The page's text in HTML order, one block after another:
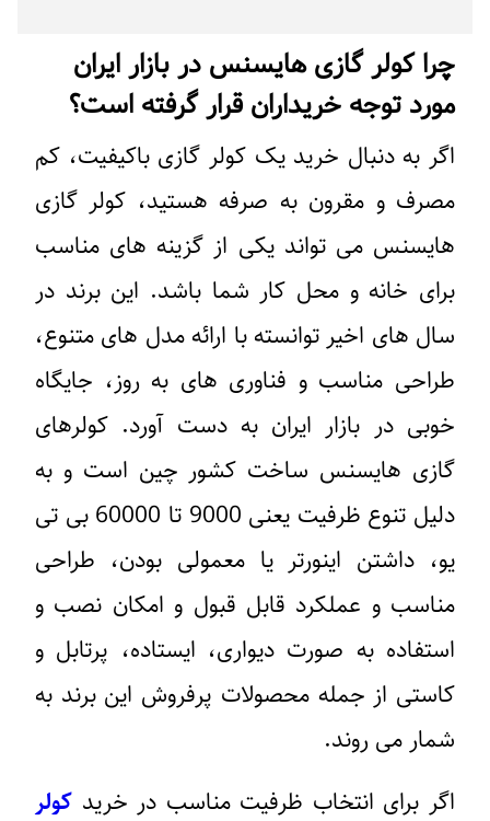
کولر گازی هایسنس در بازار ایران
توجه خریداران قرار گرفته است؟
به دنبال خرید یک کولر گازی باکیفیت، کم
و مقرون به صرفه هستید، کولر گازی
می تواند یکی از گزینه های مناسب
خانه و محل کار شما باشد. این برند در
های اخیر توانسته با ارائه مدل های متنوع،
مناسب و فناوری های به روز، جایگاه
در بازار ایران به دست آورد. کولرهای
هایسنس ساخت کشور چین است و به
دلیل تنوع ظرفیت یعنی 9000 تا 60000 بی تی
داشتن اینورتر یا معمولی بودن، طراحی
و عملکرد قابل قبول و امکان نصب و
به صورت دیواری، ایستاده، پرتابل و
از جمله محصولات پرفروش این برند به
می روند.
برای انتخاب ظرفیت مناسب در خریدکولر